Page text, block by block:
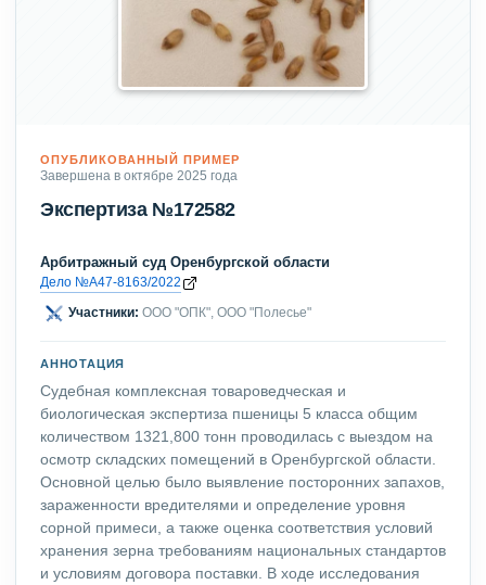
ОПУБЛИКОВАННЫЙ ПРИМЕР
Завершена в октябре 2025 года
Экспертиза №172582
Арбитражный суд Оренбургской области
Дело №А47-8163/2022
Участники: ООО "ОПК", ООО "Полесье"
АННОТАЦИЯ
Судебная комплексная товароведческая и
биологическая экспертиза пшеницы 5 класса общим
количеством 1321,800 тонн проводилась с выездом на
осмотр складских помещений в Оренбургской области.
Основной целью было выявление посторонних запахов,
зараженности вредителями и определение уровня
сорной примеси, а также оценка соответствия условий
хранения зерна требованиям национальных стандартов
и условиям договора поставки. В ходе исследования